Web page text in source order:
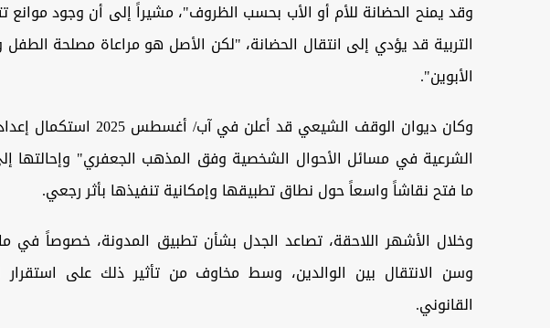
وقد يمنح الحضانة للأم أو الأب بحسب الظروف"، مشيراً إلى أن وجود موانع
التربية قد يؤدي إلى انتقال الحضانة، "لكن الأصل هو مراعاة مصلحة
الأبوين".
وكان ديوان الوقف الشيعي قد أعلن
الشرعية في مسائل الأحوال الشخصية وفق المذهب الجعفري" وإحالتها
ما فتح نقاشاً واسعاً حول نطاق تطبيقها وإمكانية تنفيذها بأثر رجعي.
وخلال الأشهر اللاحقة، تصاعد الجدل بشأن تطبيق المدونة، خصوصاً في
وسن الانتقال بين الوالدين، وسط مخاوف من تأثير ذلك على
القانوني.